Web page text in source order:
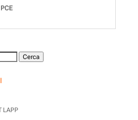
PCE
Cerca
LAPP